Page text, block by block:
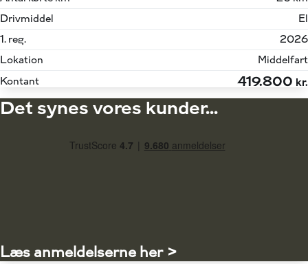
Drivmiddel
El
1. reg.
2026
Lokation
Middelfart
Kontant
419.800 kr.
Det synes vores kunder...
Læs anmeldelserne her >